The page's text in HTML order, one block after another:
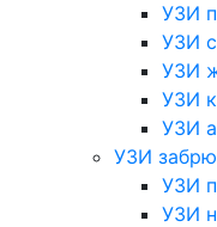
УЗИ
УЗИ
УЗИ
УЗИ
УЗИ
УЗИ
УЗИ
УЗИ